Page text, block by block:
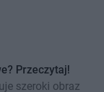
Przeczytaj!
szeroki obraz